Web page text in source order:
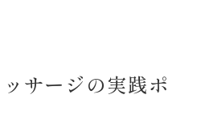
サージの実践ポ